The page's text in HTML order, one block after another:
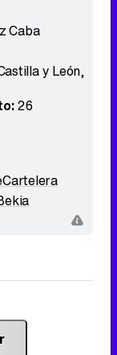
Caba
y León,
26